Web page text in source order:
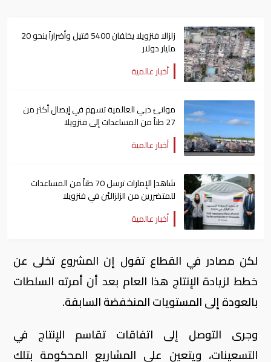
زلزالا فنزويلا يخلفان 5400 قتيل وأضراراً بنحو 20
مليار دولار
أخبار عالمية
موانئ دبي العالمية تسهم في إيصال أكثر من
27 طناً من المساعدات إلى فنزويلا
أخبار عالمية
شاهد| الإمارات ترسل 70 طناً من المساعدات
للمتضررين من الزلزاليْن في فنزويلا
أخبار عالمية
لكن مصادر في القطاع تقول إن المشروع تخلى عن
خطط لزيادة الإنتاج هذا العام بعد أن أمرته السلطات
بالعودة إلى المستويات المنخفضة السابقة.
وجرى التوصل إلى اتفاقات تقاسم الإنتاج في
التسعينات، ويتعين على المشاريع المحكومة بتلك